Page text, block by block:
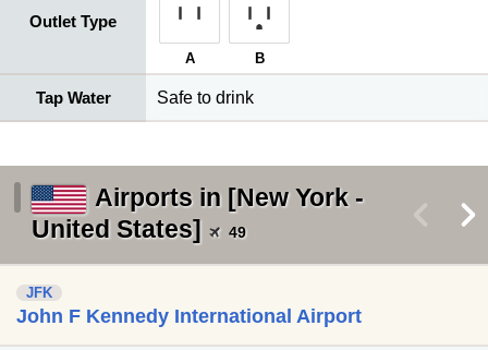
Outlet Type
A B
Tap Water Safe to drink
Airports in [New York -
United States]
49
JFK
John F Kennedy International Airport